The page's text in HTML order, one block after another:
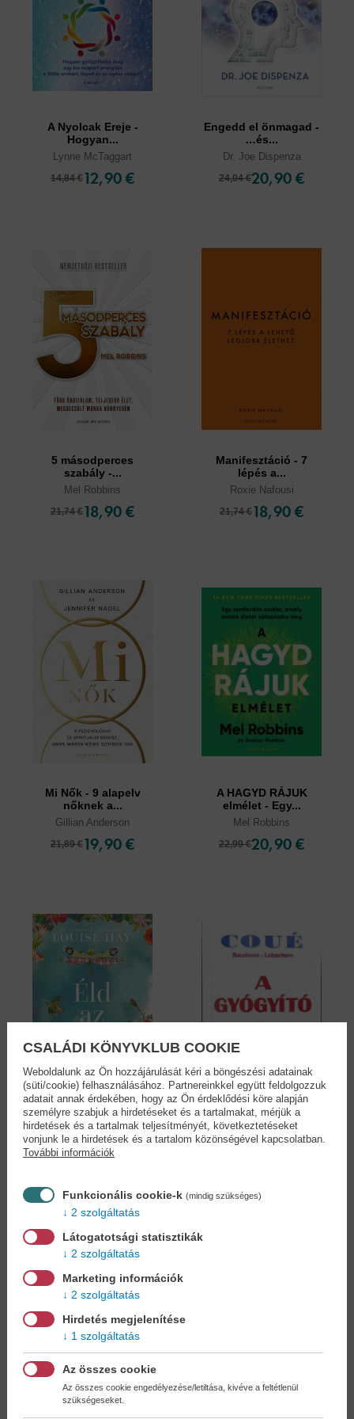
A Nyolcak Ereje -
Hogyan...
Lynne McTaggart
14,84 €12,90 €
Engedd el önmagad -
…és...
Dr. Joe Dispenza
24,04 €20,90 €
5 másodperces
szabály -...
Mel Robbins
21,74 €18,90 €
Manifesztáció - 7
lépés a...
Roxie Nafousi
21,74 €18,90 €
Mi Nők - 9 alapelv
nőknek a...
Gillian Anderson
21,89 €19,90 €
A HAGYD RÁJUK
elmélet - Egy...
Mel Robbins
22,99 €20,90 €
Éld az életed! - 40....
Louise Hay
21,90 €
A gyógyító erő (új...
Emil Coué
CSALÁDI KÖNYVKLUB COOKIE
Weboldalunk az Ön hozzájárulását kéri a böngészési adatainak
(süti/cookie) felhasználásához. Partnereinkkel együtt feldolgozzuk
adatait annak érdekében, hogy az Ön érdeklődési köre alapján
személyre szabjuk a hirdetéseket és a tartalmakat, mérjük a
hirdetések és a tartalmak teljesítményét, következtetéseket
vonjunk le a hirdetések és a tartalom közönségével kapcsolatban.
További információk
Funkcionális cookie-k (mindig szükséges)
2 szolgáltatás
Látogatotsági statisztikák
2 szolgáltatás
Marketing információk
2 szolgáltatás
Hirdetés megjelenítése
1 szolgáltatás
Az összes cookie
Az összes cookie engedélyezése/letiltása, kivéve a feltétlenül
szükségeseket.